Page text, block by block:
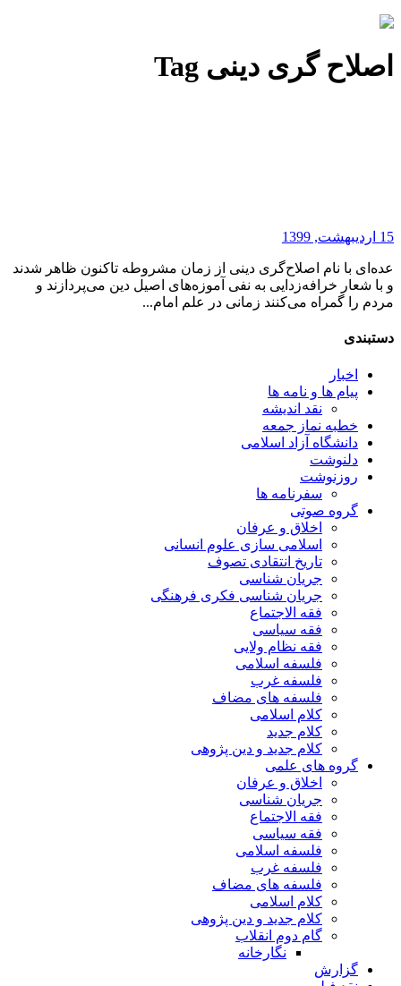
اصلاح گری دینی Tag
15 اردیبهشت, 1399
عده‌ای با نام اصلاح‌گری دینی از زمان مشروطه تاکنون ظاهر شدند
و با شعار خرافه‌زدایی به نفی آموزه‌های اصیل دین می‌پردازند و
مردم را گمراه می‌کنند زمانی در علم امام...
دستبندی
اخبار
پیام ها و نامه ها
نقد اندیشه
خطبه نماز جمعه
دانشگاه آزاد اسلامی
دلنوشت
روزنوشت
سفرنامه ها
گروه صوتی
اخلاق و عرفان
اسلامی سازی علوم انسانی
تاریخ انتقادی تصوف
جریان شناسی
جریان شناسی فکری فرهنگی
فقه الاجتماع
فقه سیاسی
فقه نظام ولایی
فلسفه اسلامی
فلسفه غرب
فلسفه های مضاف
کلام اسلامی
کلام جدید
کلام جدید و دین پژوهی
گروه های علمی
اخلاق و عرفان
جریان شناسی
فقه الاجتماع
فقه سیاسی
فلسفه اسلامی
فلسفه غرب
فلسفه های مضاف
کلام اسلامی
کلام جدید و دین پژوهی
گام دوم انقلاب
نگارخانه
گزارش